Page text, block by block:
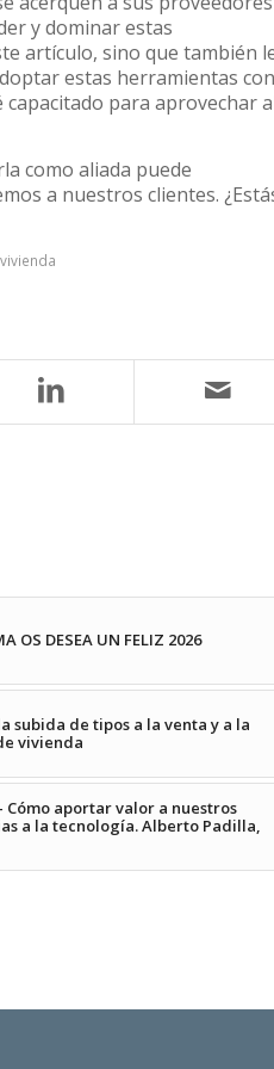
y dominar estas
artículo, sino que también
estas herramientas con
para aprovechar
como aliada puede
a nuestros clientes.
OS DESEA UN FELIZ 2026
subida de tipos a la venta y a la
vivienda
Cómo aportar valor a nuestros
a la tecnología. Alberto Padilla,